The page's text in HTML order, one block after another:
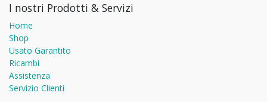
I nostri Prodotti & Servizi
Home
Shop
Usato Garantito
Ricambi
Assistenza
Servizio Clienti